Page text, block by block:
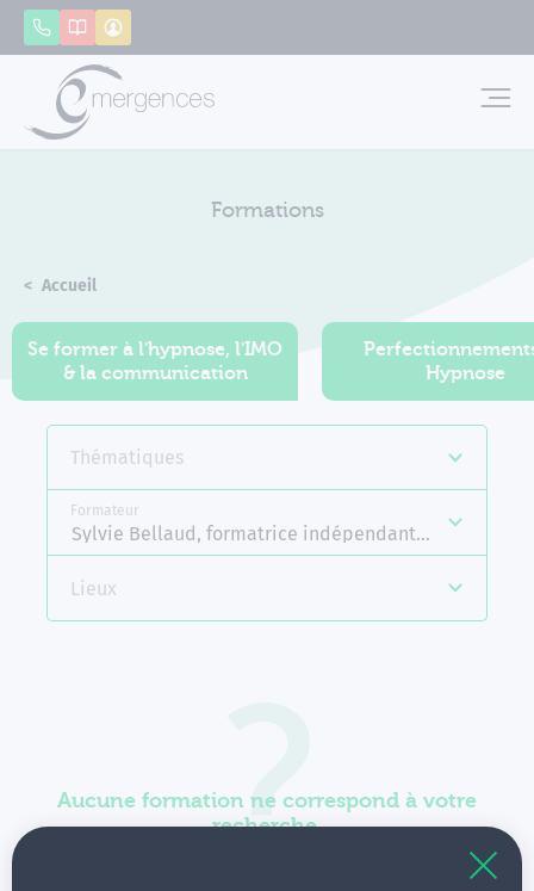
AppelerCatalogue
Formations
Accueil
Se former à l'hypnose, l'IMO
& la communication
Hypnose
Thématiques
Formateur
Sylvie Bellaud, formatrice indépendante en IMO
Lieux
Aucune formation ne correspond à votre
recherche.
Vous pouvez renouveler votre requête en élargissant
Panneau de gestion des cookies